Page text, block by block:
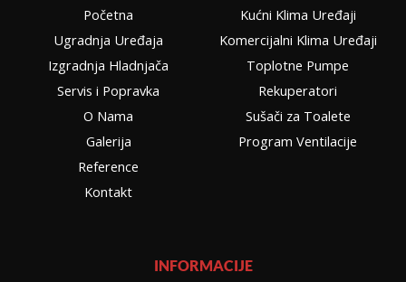
m
Početna
Ugradnja Uređaja
Izgradnja Hladnjača
Servis i Popravka
O Nama
Galerija
Reference
Kontakt
Kućni Klima Uređaji
Komercijalni Klima Uređaji
Toplotne Pumpe
Rekuperatori
Sušači za Toalete
Program Ventilacije
INFORMACIJE